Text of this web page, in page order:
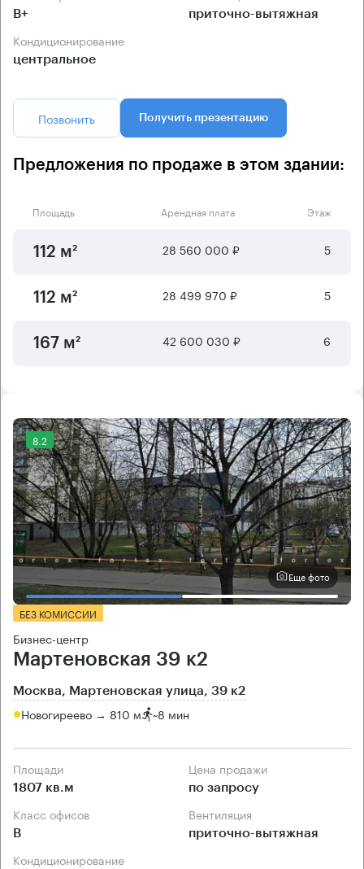
B+ приточно-вытяжная
Кондиционирование
центральное
Позвонить Получить презентацию
Предложения по продаже в этом здании:
Площадь Арендная плата Этаж
112 м² 28 560 000 ₽ 5
112 м² 28 499 970 ₽ 5
167 м² 42 600 030 ₽ 6
8.2
Еще фото
БЕЗ КОМИССИИ
Бизнес-центр
Мартеновская 39 к2
Москва, Мартеновская улица, 39 к2
Новогиреево → 810 м ~8 мин
Площади
1807 кв.м
Цена продажи
по запросу
Класс офисов
B
Вентиляция
приточно-вытяжная
Кондиционирование